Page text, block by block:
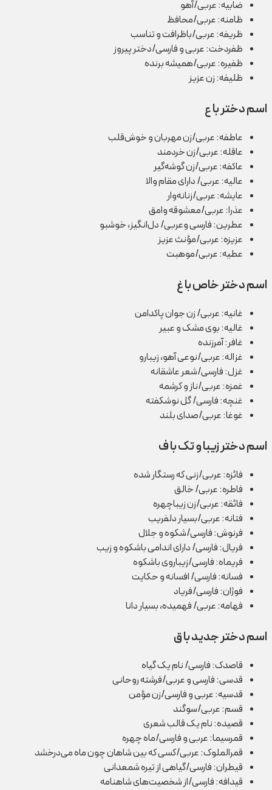
ضابیه: عربی/آهو
ظامنه: عربی/محافظ
ظریفه: عربی/باظرافت و تناسب
ظفردخت: عربی و فارسی/دختر پیروز
ظفیره: عربی/همیشه برنده
ظلیفه: زن عزیز
اسم دختر با ع
عاطفه: عربی/زن مهربان و خوش‌قلب
عاقله: عربی/زن خردمند
عاکفه: عربی/زن گوشه‌گیر
عالیه: عربی/ دارای مقام والا
عایشه: عربی/زنانه‌وار
عذرا: عربی/معشوقه وامق
عطرین: فارسی وعربی/ دل‌انگیز، خوشبو
عزیزه: عربی/مؤنث عزیز
عطیه: عربی/موهبت
اسم دختر خاص با غ
غانیه: عربی/ زن جوان پاکدامن
غالیه: بوی مشک و عبیر
غافر: آمرزنده
غزاله: عربی/نوعی آهو، زیبارو
غزل: فارسی/شعر عاشقانه
غمزه: عربی/ناز و کرشمه
غنچه: فارسی/ گل نوشکفته
غوغا: عربی/صدای بلند
اسم دختر زیبا و تک با ف
فائزه: عربی/زنی که رستگار شده
فاطره: عربی/ خالق
فائقه: عربی/زن زیباچهره
فتانه: عربی/بسیار دلفریب
فرنوش: فارسی/شکوه و جلال
فریال: فارسی/ دارای اندامی باشکوه و زیب
فریماه: فارسی/زیباروی باشکوه
فسانه: فارسی/ افسانه و حکایت
فوژان: فارسی/فریاد
فهامه: عربی/ فهمیده، بسیار دانا
اسم دختر جدید با ق
قاصدک: فارسی/ نام یک گیاه
قدسی: فارسی و عربی/فرشته روحانی
قدسیه: عربی و فارسی/زن مؤمن
قسم: عربی/سوگند
قصیده: نام یک قالب شعری
قمرسیما: عربی و فارسی/ماه چهره
قمرالملوک: عربی/کسی که بین شاهان چون ماه می‌درخشد
قیطران: فارسی/گیاهی از تیره شمعدانی
قیدافه: فارسی/از شخصیت‌های شاهنامه